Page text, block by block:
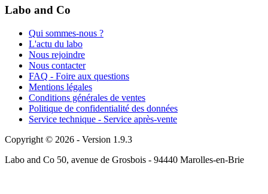
Labo and Co
Qui sommes-nous ?
L'actu du labo
Nous rejoindre
Nous contacter
FAQ - Foire aux questions
Mentions légales
Conditions générales de ventes
Politique de confidentialité des données
Service technique - Service après-vente
Copyright © 2026 - Version 1.9.3
Labo and Co 50, avenue de Grosbois - 94440 Marolles-en-Brie